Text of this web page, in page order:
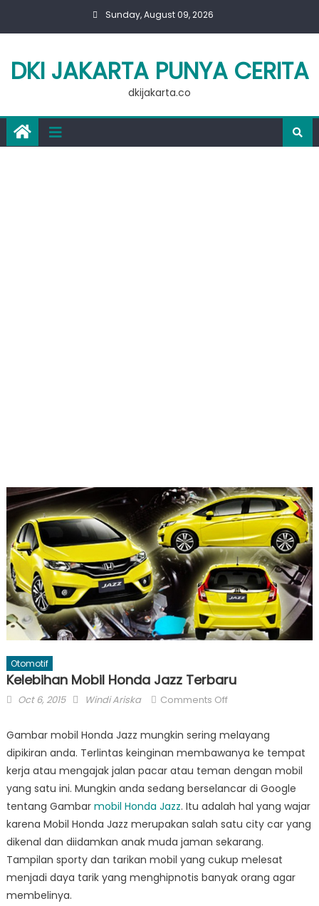
Sunday, August 09, 2026
DKI JAKARTA PUNYA CERITA
dkijakarta.co
Otomotif
Kelebihan Mobil Honda Jazz Terbaru
Posted
Oct 6, 2015 Author
Windi Ariska Comments Offon
Mobil
Honda
Jazz
Terbaru
Gambar mobil Honda Jazz mungkin sering melayang
dipikiran anda. Terlintas keinginan membawanya ke tempat
kerja atau mengajak jalan pacar atau teman dengan mobil
yang satu ini. Mungkin anda sedang berselancar di Google
tentang Gambar mobil Honda Jazz. Itu adalah hal yang wajar
karena Mobil Honda Jazz merupakan salah satu city car yang
dikenal dan diidamkan anak muda jaman sekarang.
Tampilan sporty dan tarikan mobil yang cukup melesat
menjadi daya tarik yang menghipnotis banyak orang agar
membelinya.